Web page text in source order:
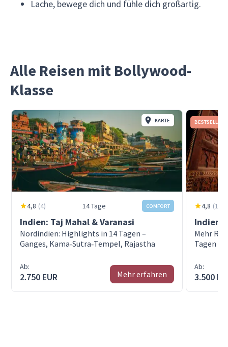
Lache, bewege dich und fühle dich großartig.
Alle Reisen mit Bollywood-
Klasse
KARTE
4,8 (4) 14 Tage COMFORT
Indien: Taj Mahal & Varanasi
Nordindien: Highlights in 14 Tagen –
Ganges, Kama‑Sutra‑Tempel, Rajastha
Ab:
2.750 EUR Mehr erfahren
BESTSELLER
4,8 (13
Indien:
Mehr
Tagen
Ab:
3.500